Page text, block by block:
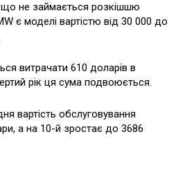
що не займається розкішшю
є моделі вартістю від 30 000 до
витрачати 610 доларів в
рік ця сума подвоюється.
вартість обслуговування
а на 10-й зростає до 3686